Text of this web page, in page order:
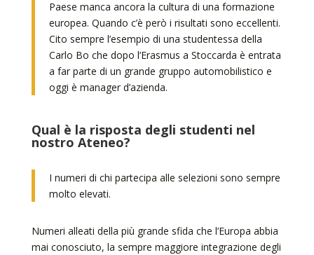
Paese manca ancora la cultura di una formazione
europea. Quando c’è però i risultati sono eccellenti.
Cito sempre l’esempio di una studentessa della
Carlo Bo che dopo l’Erasmus a Stoccarda è entrata
a far parte di un grande gruppo automobilistico e
oggi è manager d’azienda.
Qual è la risposta degli studenti nel
nostro Ateneo?
I numeri di chi partecipa alle selezioni sono sempre
molto elevati.
Numeri alleati della più grande sfida che l’Europa abbia
mai conosciuto, la sempre maggiore integrazione degli